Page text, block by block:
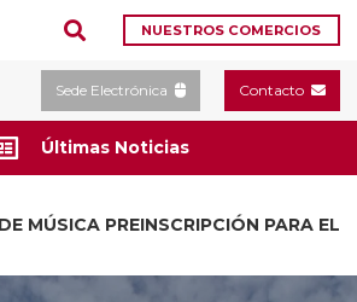
NUESTROS COMERCIOS
Sede Electrónica Contacto
Últimas Noticias
MÚSICA PREINSCRIPCIÓN PARA EL